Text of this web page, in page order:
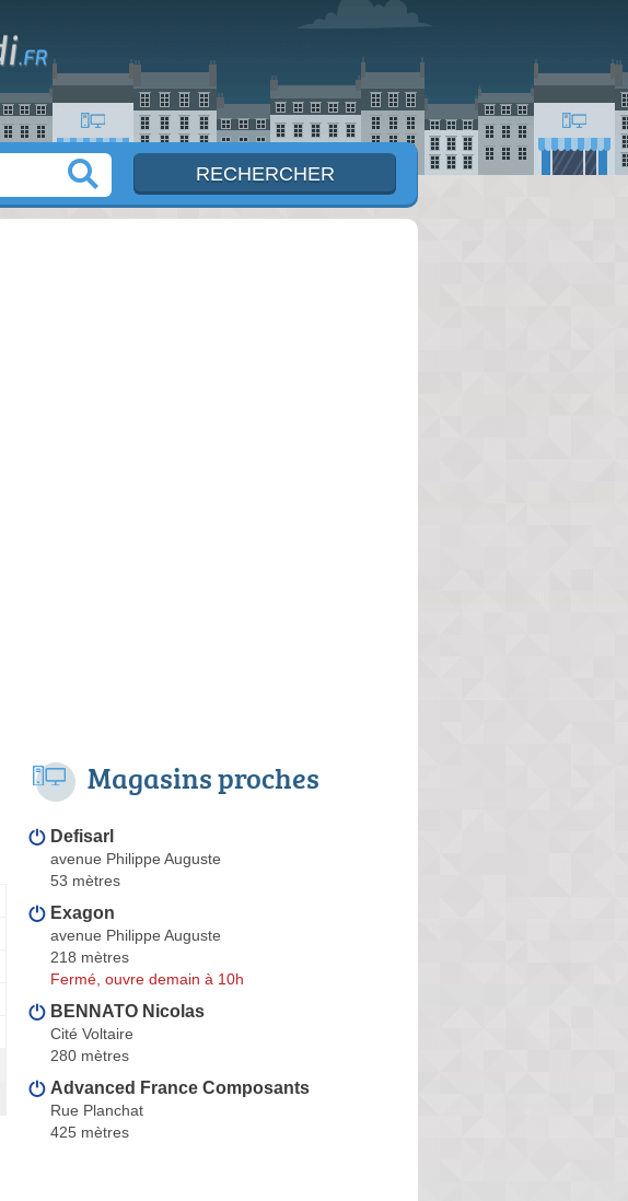
Magasins proches
Defisarl
avenue Philippe Auguste
53 mètres
Exagon
avenue Philippe Auguste
218 mètres
Fermé, ouvre demain à 10h
BENNATO Nicolas
Cité Voltaire
280 mètres
Advanced France Composants
Rue Planchat
425 mètres